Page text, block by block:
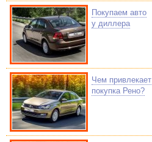
Покупаем авто
у диллера
Чем привлекает
покупка Рено?